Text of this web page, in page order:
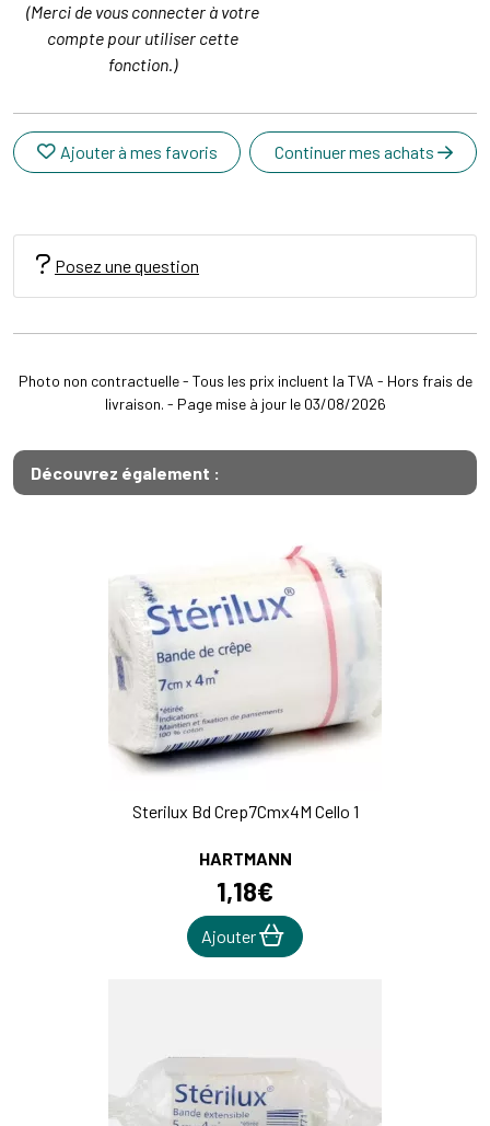
(Merci de vous connecter à votre
compte pour utiliser cette
fonction.)
Ajouter à mes favoris Continuer mes achats
Posez une question
Photo non contractuelle - Tous les prix incluent la TVA - Hors frais de
livraison. - Page mise à jour le 03/08/2026
Découvrez également :
Sterilux Bd Crep7Cmx4M Cello 1
HARTMANN
1,18€
Ajouter